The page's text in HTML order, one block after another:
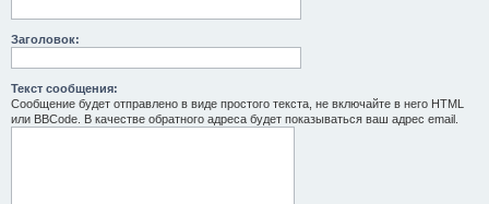
Заголовок:
Текст сообщения:
Сообщение будет отправлено в виде простого текста, не включайте в него HTML
или BBCode. В качестве обратного адреса будет показываться ваш адрес email.